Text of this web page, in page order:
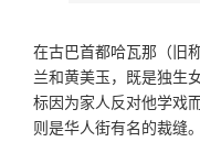
在古巴首都哈瓦那（旧
兰和黄美玉，既是独生
标因为家人反对他学戏
则是华人街有名的裁缝